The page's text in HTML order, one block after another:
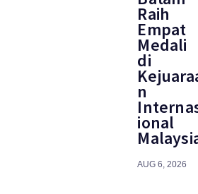
Raih
Empat
Medali
di
n
ional
AUG 6, 2026